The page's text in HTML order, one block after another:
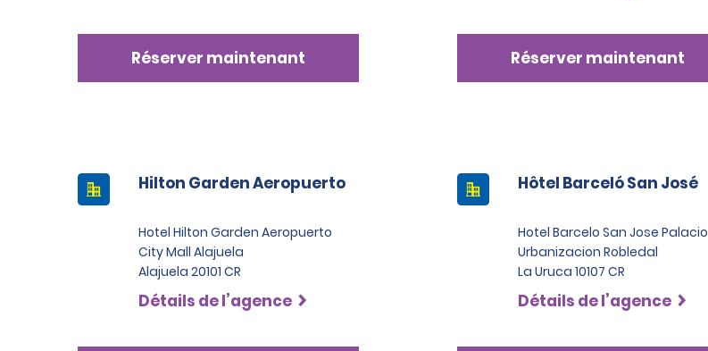
Réserver maintenant Réserver maintenant
Hilton Garden Aeropuerto
Hotel Hilton Garden Aeropuerto
City Mall Alajuela
Alajuela 20101 CR
Détails de l’agence
Hôtel Barceló San José
Hotel Barcelo San Jose Palacio
Urbanizacion Robledal
La Uruca 10107 CR
Détails de l’agence